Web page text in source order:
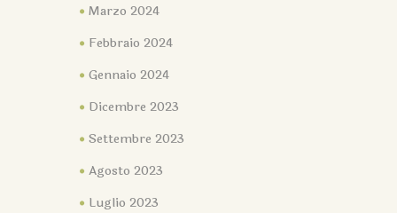
Marzo 2024
Febbraio 2024
Gennaio 2024
Dicembre 2023
Settembre 2023
Agosto 2023
Luglio 2023